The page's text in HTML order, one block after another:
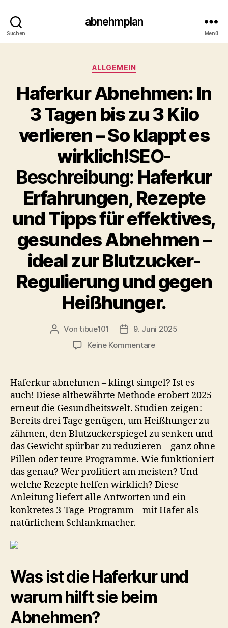
Suchen
abnehmplan
Menü
Kategorien
ALLGEMEIN
Haferkur Abnehmen: In
3 Tagen bis zu 3 Kilo
verlieren – So klappt es
wirklich!SEO-
Beschreibung: Haferkur
Erfahrungen, Rezepte
und Tipps für effektives,
gesundes Abnehmen –
ideal zur Blutzucker-
Regulierung und gegen
Heißhunger.
Beitragsautor
Vontibue101 Veröffentlichungsdatum
9. Juni 2025
Keine Kommentarezu
3
Tagen
bis
zu
3
Kilo
verlieren
–
So
klappt
es
wirklich!S
h
Haferkur abnehmen – klingt simpel? Ist es
auch! Diese altbewährte Methode erobert 2025
erneut die Gesundheitswelt. Studien zeigen:
Bereits drei Tage genügen, um Heißhunger zu
zähmen, den Blutzuckerspiegel zu senken und
das Gewicht spürbar zu reduzieren – ganz ohne
Pillen oder teure Programme. Wie funktioniert
das genau? Wer profitiert am meisten? Und
welche Rezepte helfen wirklich? Diese
Anleitung liefert alle Antworten und ein
konkretes 3-Tage-Programm – mit Hafer als
natürlichem Schlankmacher.
Was ist die Haferkur und
warum hilft sie beim
Abnehmen?